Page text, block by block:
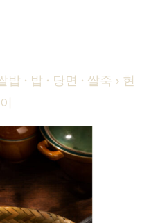
밥 · 밥 · 당면 · 쌀죽 › 현